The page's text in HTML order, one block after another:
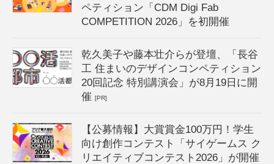
ペティション「CDM Digi Fab
COMPETITION 2026」を初開催
乾久美子や藤本壮介らが登壇、「長谷
工 住まいのデザインコンペティション
20回記念 特別講演会」が8月19日に開
催[PR]
【公募情報】大賞賞金100万円！学生
向け創作コンテスト「サイゲームス ク
リエイティブコンテスト2026」が開催